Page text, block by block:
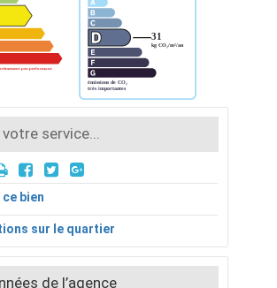
votre service...
bien
sur le quartier
de l’agence